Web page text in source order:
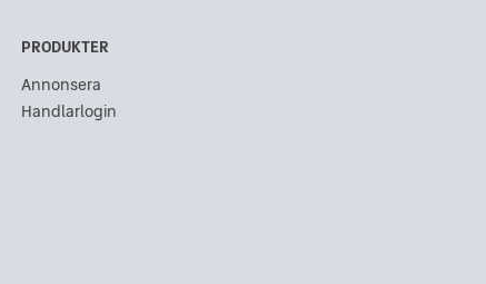
PRODUKTER
Annonsera
Handlarlogin